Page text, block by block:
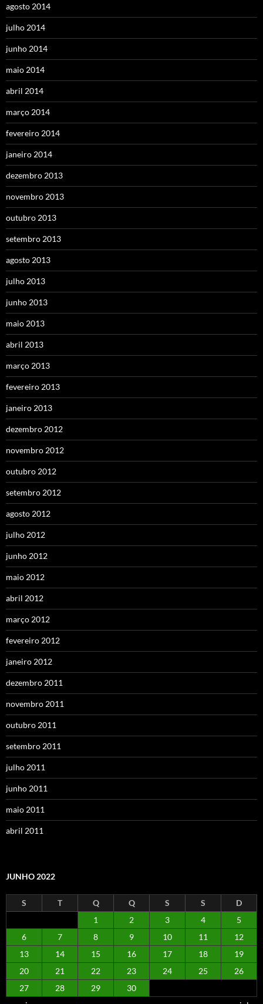
agosto 2014
julho 2014
junho 2014
maio 2014
abril 2014
março 2014
fevereiro 2014
janeiro 2014
dezembro 2013
novembro 2013
outubro 2013
setembro 2013
agosto 2013
julho 2013
junho 2013
maio 2013
abril 2013
março 2013
fevereiro 2013
janeiro 2013
dezembro 2012
novembro 2012
outubro 2012
setembro 2012
agosto 2012
julho 2012
junho 2012
maio 2012
abril 2012
março 2012
fevereiro 2012
janeiro 2012
dezembro 2011
novembro 2011
outubro 2011
setembro 2011
julho 2011
junho 2011
maio 2011
abril 2011
JUNHO 2022
S T Q Q S S
D
1
2 3 4
5
6
7 8 9 10 11
12
13
14 15 16 17 18
19
20
21 22 23 24 25
26
27
28 29
30